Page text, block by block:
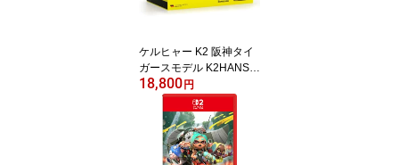
ケルヒャー K2 阪神タイ
ガースモデル K2HANSHI
NTIGERS KARCHER K2
Hanshin Tigers [K2HAN
SHINTIGERS]
18,800円